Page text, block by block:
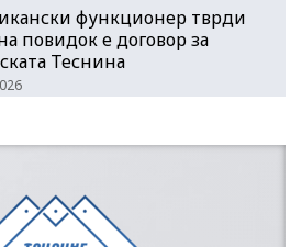
функционер тврди
повидок е договор за
Теснина